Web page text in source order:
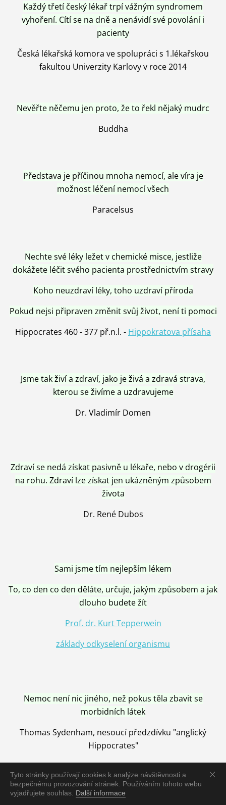
Tyto stránky používají cookies k analýze návštěvnosti a
bezpečnému provozování stránek. Používáním tohoto webu
vyjadřujete souhlas. Další informace
Každý třetí český lékař trpí vážným syndromem
vyhoření. Cítí se na dně a nenávidí své povolání i
pacienty
Česká lékařská komora ve spolupráci s 1.lékařskou
fakultou Univerzity Karlovy v roce 2014
Nevěřte něčemu jen proto, že to řekl nějaký mudrc
Buddha
Představa je příčinou mnoha nemocí, ale víra je
možnost léčení nemocí všech
Paracelsus
Nechte své léky ležet v chemické misce, jestliže
dokážete léčit svého pacienta prostřednictvím stravy
Koho neuzdraví léky, toho uzdraví příroda
Pokud nejsi připraven změnit svůj život, není ti pomoci
Hippocrates 460 - 377 př.n.l. - Hippokratova přísaha
Jsme tak živí a zdraví, jako je živá a zdravá strava,
kterou se živíme a uzdravujeme
Dr. Vladimír Domen
Zdraví se nedá získat pasivně u lékaře, nebo v drogérii
na rohu. Zdraví lze získat jen ukázněným způsobem
života
Dr. René Dubos
Sami jsme tím nejlepším lékem
To, co den co den děláte, určuje, jakým způsobem a jak
dlouho budete žít
Prof. dr. Kurt Tepperwein
základy odkyselení organismu
Nemoc není nic jiného, než pokus těla zbavit se
morbidních látek
Thomas Sydenham, nesoucí předzdívku "anglický
Hippocrates"
Nemoc je vyléčena jen pomocí Přírody, neutralizací a